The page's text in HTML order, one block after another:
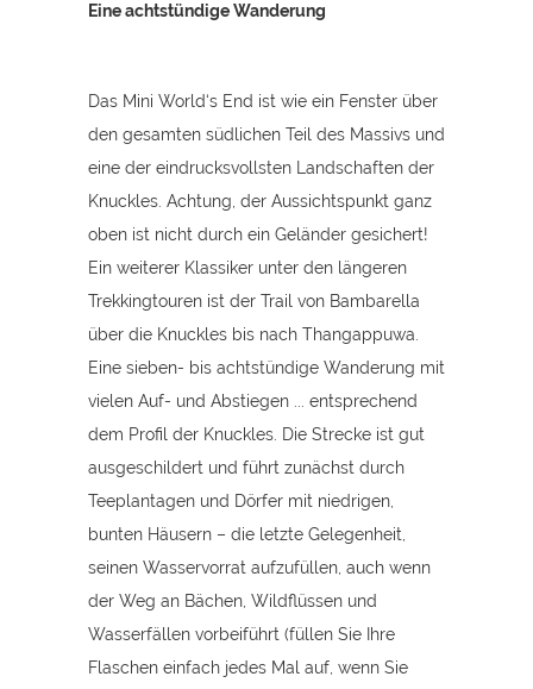
Eine achtstündige Wanderung
Das Mini World‘s End ist wie ein Fenster über
den gesamten südlichen Teil des Massivs und
eine der eindrucksvollsten Landschaften der
Knuckles. Achtung, der Aussichtspunkt ganz
oben ist nicht durch ein Geländer gesichert!
Ein weiterer Klassiker unter den längeren
Trekkingtouren ist der Trail von Bambarella
über die Knuckles bis nach Thangappuwa.
Eine sieben- bis achtstündige Wanderung mit
vielen Auf- und Abstiegen ... entsprechend
dem Profil der Knuckles. Die Strecke ist gut
ausgeschildert und führt zunächst durch
Teeplantagen und Dörfer mit niedrigen,
bunten Häusern – die letzte Gelegenheit,
seinen Wasservorrat aufzufüllen, auch wenn
der Weg an Bächen, Wildflüssen und
Wasserfällen vorbeiführt (füllen Sie Ihre
Flaschen einfach jedes Mal auf, wenn Sie